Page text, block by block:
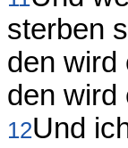
sterben
den wird
den wird
12Und